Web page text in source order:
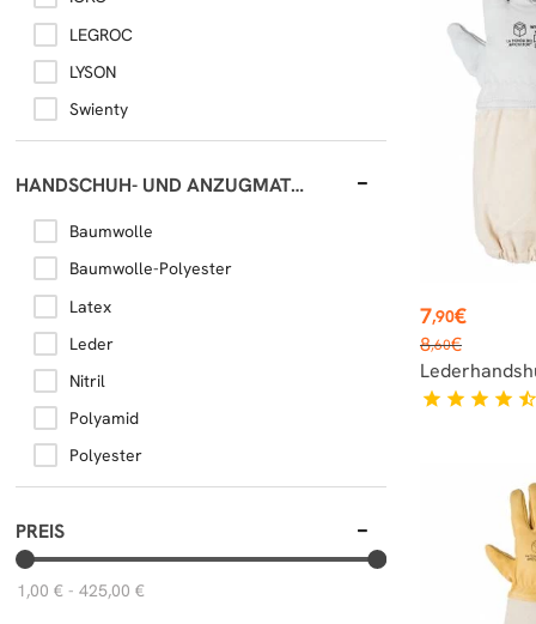
LEGROC
LYSON
Swienty
HANDSCHUH- UND ANZUGMATERIAL
Baumwolle
Baumwolle-Polyester
Latex
Leder
Nitril
Polyamid
Polyester
PREIS
1,00 € - 425,00 €
Preis
7,90€
Verkaufspreis
8,60€
star star star star star_half